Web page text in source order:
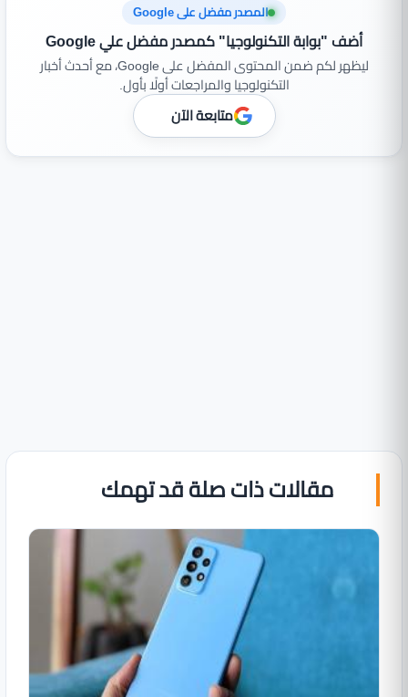
المصدر مفضل على Google
أضف "بوابة التكنولوجيا" كمصدر مفضل علي Google
ليظهر لكم ضمن المحتوى المفضل على Google، مع أحدث أخبار
التكنولوجيا والمراجعات أولًا بأول.
متابعة الآن
مقالات ذات صلة قد تهمك